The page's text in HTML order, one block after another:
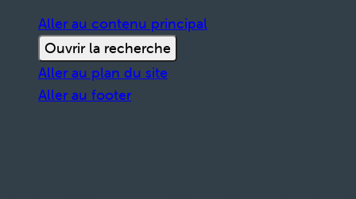
Aller au contenu principal
Ouvrir la recherche
Aller au plan du site
Aller au footer